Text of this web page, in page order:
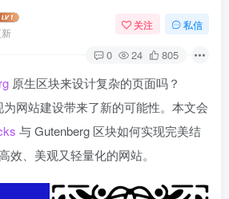
关注 私信
0 24 805
原生区块来设计复杂的页面吗？
网站建设带来了新的可能性。本文会
与 Gutenberg 区块如何实现完美结
效、美观又轻量化的网站。